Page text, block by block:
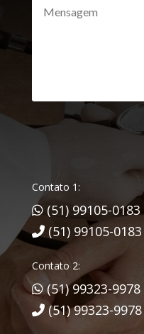
Contato 1:
(51) 99105-0183
(51) 99105-0183
Contato 2:
(51) 99323-9978
(51) 99323-9978